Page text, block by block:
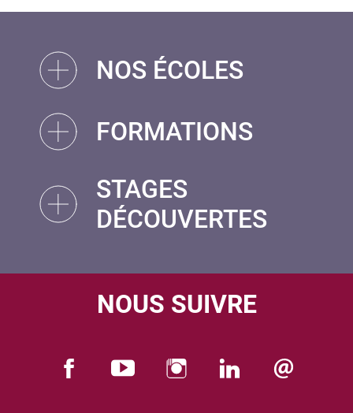
NOS ÉCOLES
FORMATIONS
STAGES
DÉCOUVERTES
NOUS SUIVRE